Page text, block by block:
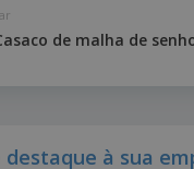
Produtos
à sua